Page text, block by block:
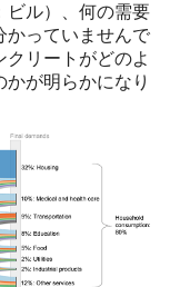
ビル）、何の需要
かっていませんで
クリートがどのよ
が明らかになり